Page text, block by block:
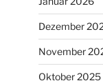
Nächster
Dezember
November
Oktober 2025